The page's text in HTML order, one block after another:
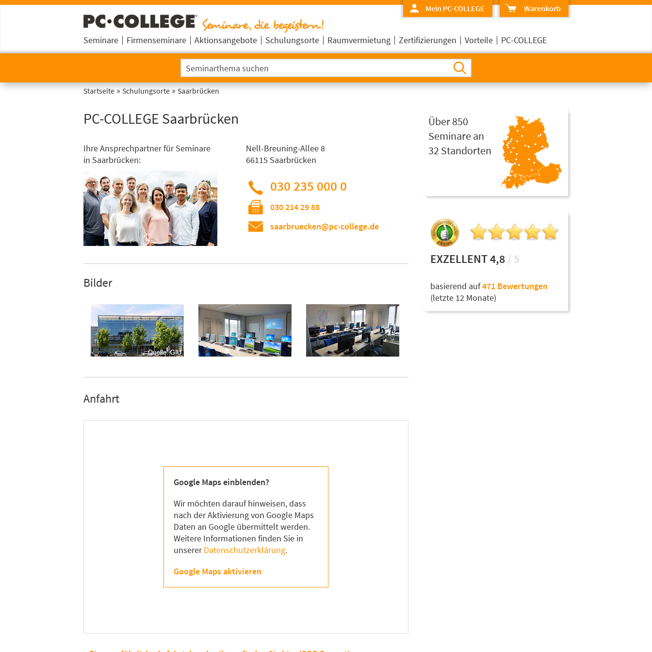
Warenkorb
Mein PC-COLLEGE
Seminare Firmenseminare Aktionsangebote Schulungsorte Raumvermietung Zertifizierungen Vorteile PC-COLLEGE
Startseite » Schulungsorte » Saarbrücken
PC-COLLEGE Saarbrücken
Ihre Ansprechpartner für Seminare
in Saarbrücken:
Nell-Breuning-Allee 8
66115 Saarbrücken
030 235 000 0
030 214 29 88
saarbruecken@pc-college.de
Bilder
Anfahrt
Google Maps einblenden?
Wir möchten darauf hinweisen, dass
nach der Aktivierung von Google Maps
Daten an Google übermittelt werden.
Weitere Informationen finden Sie in
unsererDatenschutzerklärung.
Google Maps aktivieren
Über 850
Seminare an
32 Standorten
EXZELLENT 4,8 / 5
basierend auf471 Bewertungen
(letzte 12 Monate)